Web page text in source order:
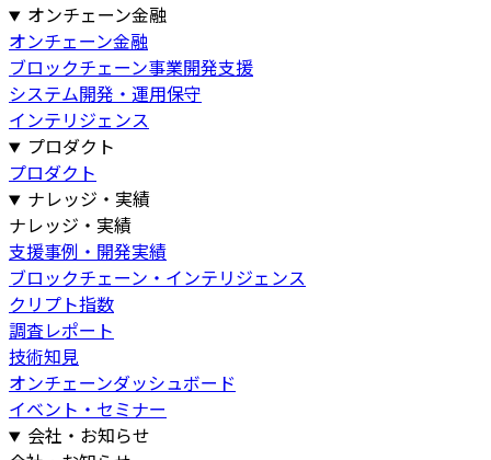
オンチェーン金融
オンチェーン金融
ブロックチェーン事業開発支援
システム開発・運用保守
インテリジェンス
プロダクト
プロダクト
ナレッジ・実績
ナレッジ・実績
支援事例・開発実績
ブロックチェーン・インテリジェンス
クリプト指数
調査レポート
技術知見
オンチェーンダッシュボード
イベント・セミナー
会社・お知らせ